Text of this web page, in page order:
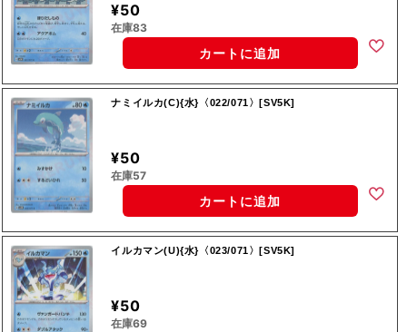
¥50
在庫83
カートに追加
ナミイルカ(C){水}〈022/071〉[SV5K]
¥50
在庫57
カートに追加
イルカマン(U){水}〈023/071〉[SV5K]
¥50
在庫69